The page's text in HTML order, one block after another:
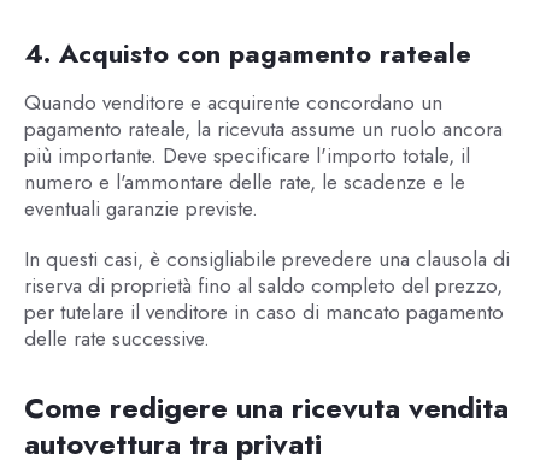
4. Acquisto con pagamento rateale
Quando venditore e acquirente concordano un
pagamento rateale, la ricevuta assume un ruolo ancora
più importante. Deve specificare l'importo totale, il
numero e l'ammontare delle rate, le scadenze e le
eventuali garanzie previste.
In questi casi, è consigliabile prevedere una clausola di
riserva di proprietà fino al saldo completo del prezzo,
per tutelare il venditore in caso di mancato pagamento
delle rate successive.
Come redigere una ricevuta vendita
autovettura tra privati